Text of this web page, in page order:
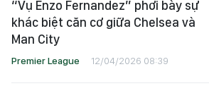
“Vụ Enzo Fernandez” phơi bày sự
khác biệt căn cơ giữa Chelsea và
Man City
Premier League 12/04/2026 08:39